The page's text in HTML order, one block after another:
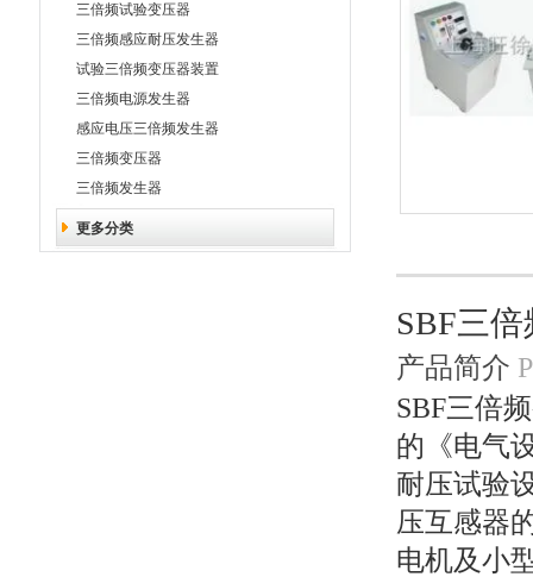
三倍频试验变压器
三倍频感应耐压发生器
试验三倍频变压器装置
三倍频电源发生器
感应电压三倍频发生器
三倍频变压器
三倍频发生器
更多分类
SBF三
产品简介
SBF三倍
的《电气
耐压试验
压互感器
电机及小